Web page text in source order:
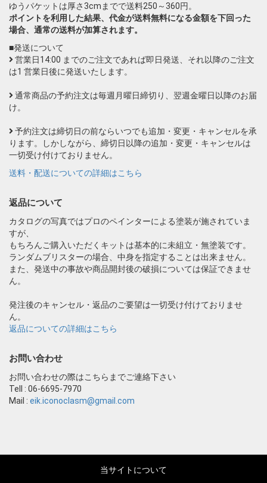
ゆうパケットは厚さ3cmまでで送料250～360円。
ポイントを利用した結果、代金が送料無料になる金額を下回った
場合、通常の送料が加算されます。
■発送について
営業日14:00 までのご注文であれば即日発送、それ以降のご注文
は1 営業日後に発送いたします。
通常商品の予約注文は毎週月曜日締切り、翌週金曜日以降のお届
け。
予約注文は締切日の前ならいつでも追加・変更・キャンセルを承
ります。しかしながら、締切日以降の追加・変更・キャンセルは
一切受け付けておりません。
送料・配送についての詳細はこちら
返品について
カタログの写真ではプロのペインターによる塗装が施されていま
すが、
もちろんご購入いただくキットは基本的に未組立・無塗装です。
ランダムブリスターの場合、中身を指定することは出来ません。
また、発送中の事故や商品開封後の破損については保証できませ
ん。
発注後のキャンセル・返品のご要望は一切受け付けておりませ
ん。
返品についての詳細はこちら
お問い合わせ
お問い合わせの際はこちらまでご連絡下さい
Tell : 06-6695-7970
Mail : eik.iconoclasm@gmail.com
当サイトについて